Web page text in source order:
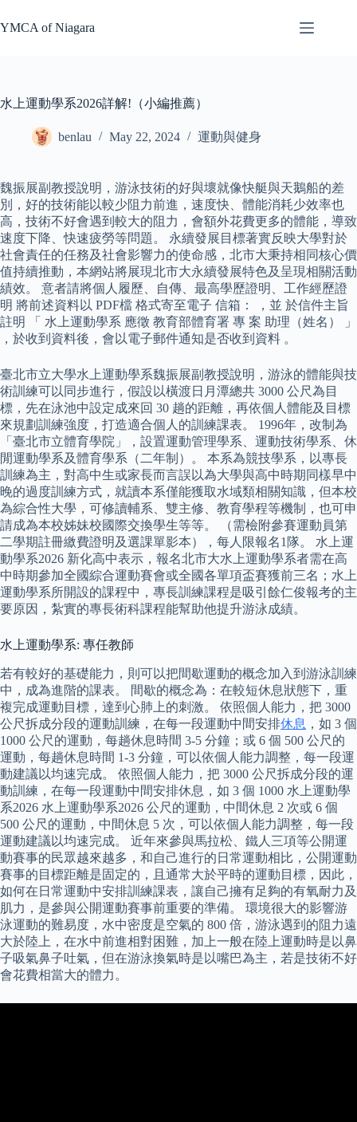
to
content
YMCA of Niagara
水上運動學系2026詳解!（小編推薦）
benlau May 22, 2024 運動與健身
魏振展副教授說明，游泳技術的好與壞就像快艇與天鵝船的差
別，好的技術能以較少阻力前進，速度快、體能消耗少效率也
高，技術不好會遇到較大的阻力，會額外花費更多的體能，導致
速度下降、快速疲勞等問題。 永續發展目標著實反映大學對於
社會責任的任務及社會影響力的使命感，北市大秉持相同核心價
值持續推動，本網站將展現北市大永續發展特色及呈現相關活動
績效。 意者請將個人履歷、自傳、最高學歷證明、工作經歷證
明 將前述資料以 PDF檔 格式寄至電子 信箱： ，並 於信件主旨
註明 「 水上運動學系 應徵 教育部體育署 專 案 助理（姓名） 」
，於收到資料後，會以電子郵件通知是否收到資料 。
臺北市立大學水上運動學系魏振展副教授說明，游泳的體能與技
術訓練可以同步進行，假設以橫渡日月潭總共 3000 公尺為目
標，先在泳池中設定成來回 30 趟的距離，再依個人體能及目標
來規劃訓練強度，打造適合個人的訓練課表。 1996年，改制為
「臺北市立體育學院」，設置運動管理學系、運動技術學系、休
閒運動學系及體育學系（二年制）。 本系為競技學系，以專長
訓練為主，對高中生或家長而言誤以為大學與高中時期同樣早中
晚的過度訓練方式，就讀本系僅能獲取水域類相關知識，但本校
為綜合性大學，可修讀輔系、雙主修、教育學程等機制，也可申
請成為本校姊妹校國際交換學生等等。 （需檢附參賽運動員第
二學期註冊繳費證明及選課單影本），每人限報名1隊。 水上運
動學系2026 新化高中表示，報名北市大水上運動學系者需在高
中時期參加全國綜合運動賽會或全國各單項盃賽獲前三名；水上
運動學系所開設的課程中，專長訓練課程是吸引餘仁俊報考的主
要原因，紮實的專長術科課程能幫助他提升游泳成績。
水上運動學系: 專任教師
若有較好的基礎能力，則可以把間歇運動的概念加入到游泳訓練
中，成為進階的課表。 間歇的概念為：在較短休息狀態下，重
複完成運動目標，達到心肺上的刺激。 依照個人能力，把 3000
公尺拆成分段的運動訓練，在每一段運動中間安排休息 ，如 3 個
1000 公尺的運動，每趟休息時間 3-5 分鐘；或 6 個 500 公尺的
運動，每趟休息時間 1-3 分鐘，可以依個人能力調整，每一段運
動建議以均速完成。 依照個人能力，把 3000 公尺拆成分段的運
動訓練，在每一段運動中間安排休息，如 3 個 1000 水上運動學
系2026 水上運動學系2026 公尺的運動，中間休息 2 次或 6 個
500 公尺的運動，中間休息 5 次，可以依個人能力調整，每一段
運動建議以均速完成。 近年來參與馬拉松、鐵人三項等公開運
動賽事的民眾越來越多，和自己進行的日常運動相比，公開運動
賽事的目標距離是固定的，且通常大於平時的運動目標，因此，
如何在日常運動中安排訓練課表，讓自己擁有足夠的有氧耐力及
肌力，是參與公開運動賽事前重要的準備。 環境很大的影響游
泳運動的難易度，水中密度是空氣的 800 倍，游泳遇到的阻力遠
大於陸上，在水中前進相對困難，加上一般在陸上運動時是以鼻
子吸氣鼻子吐氣，但在游泳換氣時是以嘴巴為主，若是技術不好
會花費相當大的體力。